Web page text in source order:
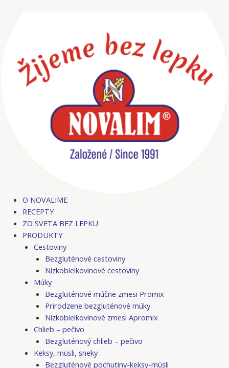
O NOVALIME
RECEPTY
ZO SVETA BEZ LEPKU
PRODUKTY
Cestoviny
Bezgluténové cestoviny
Nízkobielkovinové cestoviny
Múky
Bezgluténové múčne zmesi Promix
Prirodzene bezgluténové múky
Nízkobielkovinové zmesi Apromix
Chlieb – pečivo
Bezgluténový chlieb – pečivo
Keksy, müsli, sneky
Bezgluténové pochutiny-keksy-müsli